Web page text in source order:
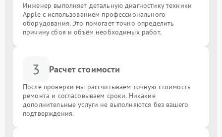
Инженер выполняет детальную диагностику техники
Apple с использованием профессионального
оборудования. Это помогает точно определить
причину сбоя и объём необходимых работ.
3 Расчет стоимости
После проверки мы рассчитываем точную стоимость
ремонта и согласовываем сроки. Никакие
дополнительные услуги не выполняются без вашего
подтверждения.